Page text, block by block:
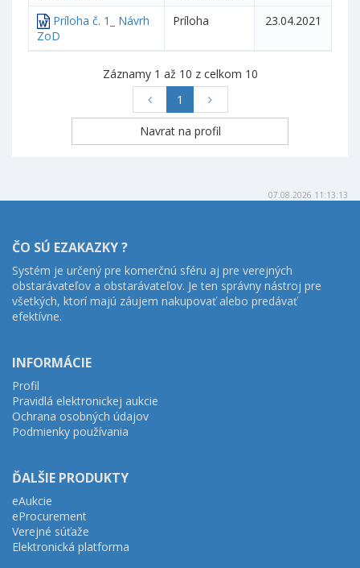
Príloha č. 1_ Návrh
ZoD
Príloha 23.04.2021
Záznamy 1 až 10 z celkom 10
1
07.08.2026 11:13:13
ČO SÚ EZAKAZKY ?
Systém je určený pre komerčnú sféru aj pre verejných
obstarávateľov a obstarávateľov. Je ten správny nástroj pre
všetkých, ktorí majú záujem nakupovať alebo predávať
efektívne.
INFORMÁCIE
Profil
Pravidlá elektronickej aukcie
Ochrana osobných údajov
Podmienky používania
ĎALŠIE PRODUKTY
eAukcie
eProcurement
Verejné súťaže
Elektronická platforma